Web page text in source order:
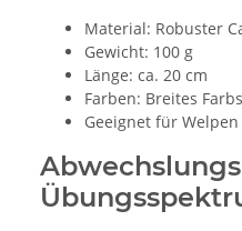
Material: Robuster
Gewicht: 100 g
Länge: ca. 20 cm
Farben: Breites
Geeignet für